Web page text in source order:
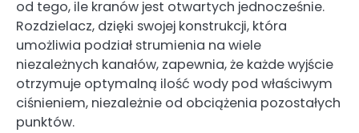
od tego, ile kranów jest otwartych jednocześnie.
Rozdzielacz, dzięki swojej konstrukcji, która
umożliwia podział strumienia na wiele
niezależnych kanałów, zapewnia, że każde wyjście
otrzymuje optymalną ilość wody pod właściwym
ciśnieniem, niezależnie od obciążenia pozostałych
punktów.